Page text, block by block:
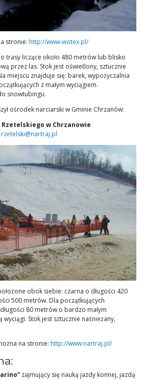
stronie: http://www.wotex.pl/
trasy liczące około 480 metrów lub blisko
przez las. Stok jest oświetlony, sztucznie
miejscu znajduje się: barek, wypożyczalnia
z małym wyciągiem.
snowtubingu.
ośrodek narciarski w Gminie Chrzanów:
Rzetelskiego w Chrzanowie
rzetelski@nartraj.pl
obok siebie: czarna o długości 420
500 metrów. Dla początkujących
80 metrów o bardzo małym
wyciągi. Stok jest sztucznie naśnieżany,
na stronie: http://www.nartraj.pl/
zajmujący się nauką jazdy konnej, jazdą